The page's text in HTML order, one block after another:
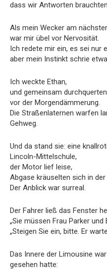
dass wir Antworten
Als mein Wecker am
war mir übel vor Nervosität.
Ich redete mir ein, es sei nur
aber mein Instinkt schrie
Ich weckte Ethan,
und gemeinsam
vor der Morgendämmerung.
Die Straßenlaternen warfen
Gehweg.
Und da stand sie: eine
Lincoln-Mittelschule,
der Motor lief leise,
Abgase kräuselten sich in
Der Anblick war surreal.
Der Fahrer ließ das Fenster
„Sie müssen Frau Parker
„Steigen Sie ein, bitte. Er
Das Innere der Limousine
gesehen hatte: